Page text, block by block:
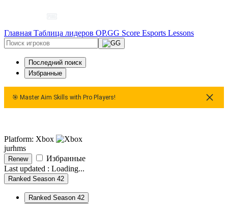
Главная Таблица лидеров OP.GG Score Esports Lessons
Последний поиск
Избранные
🎯 Master Aim Skills with Pro Players!
Platform: Xbox
jurhms
Renew
Избранные
Last updated : Loading...
Ranked Season 42
Ranked Season 42